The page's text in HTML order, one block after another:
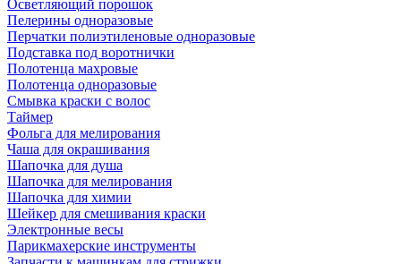
Осветляющий порошок
Пелерины одноразовые
Перчатки полиэтиленовые одноразовые
Подставка под воротнички
Полотенца махровые
Полотенца одноразовые
Смывка краски с волос
Таймер
Фольга для мелирования
Чаша для окрашивания
Шапочка для душа
Шапочка для мелирования
Шапочка для химии
Шейкер для смешивания краски
Электронные весы
Парикмахерские инструменты